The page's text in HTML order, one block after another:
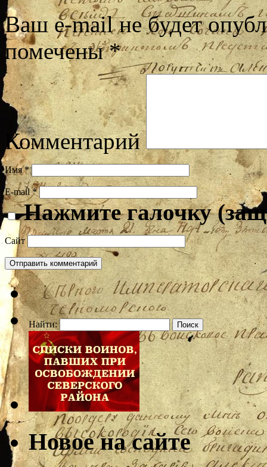
Ваш e-mail не будет
помечены*
Комментарий
Имя*
E-mail*
Нажмите галочку
Сайт
Найти:
Новое на сайте